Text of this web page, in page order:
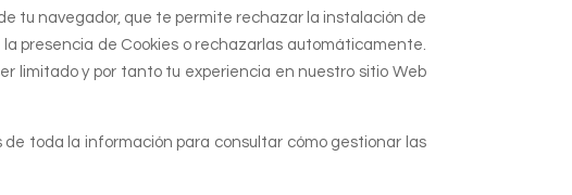
tu navegador, que te permite rechazar la instalación de
presencia de Cookies o rechazarlas automáticamente.
limitado y por tanto tu experiencia en nuestro sitio Web
toda la información para consultar cómo gestionar las